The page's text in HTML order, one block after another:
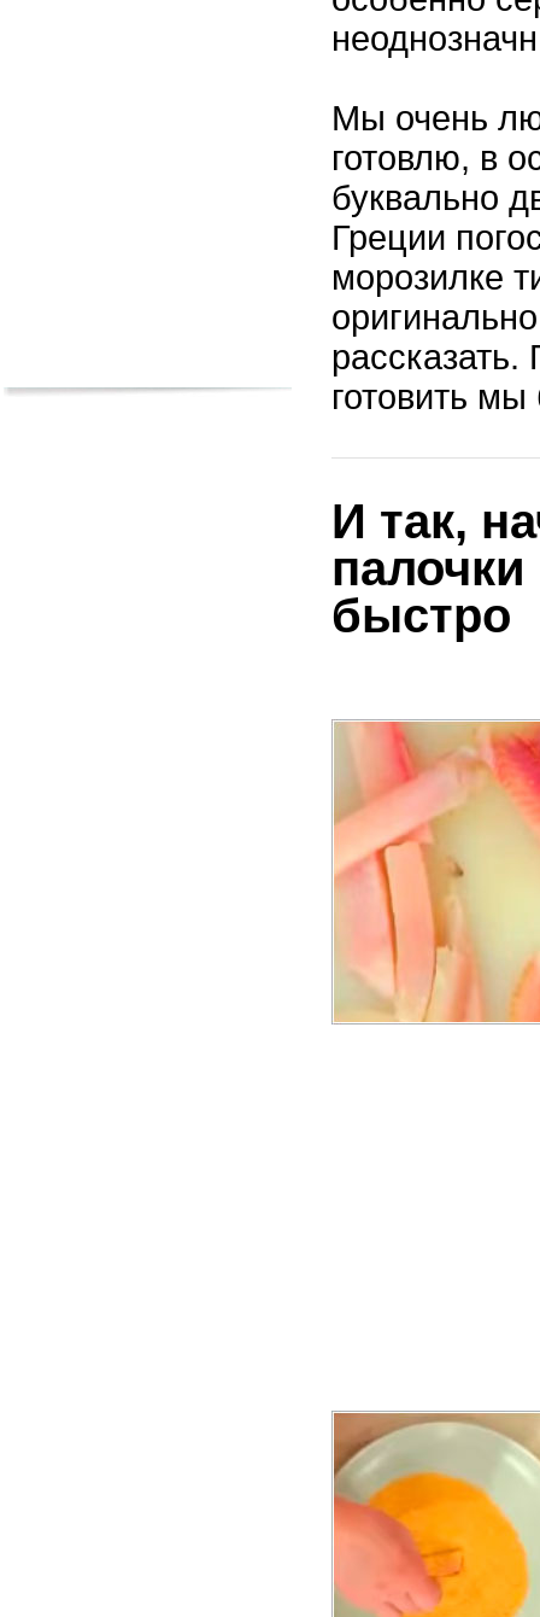
Мы очень
готовлю, в
буквально
Греции
морозилке
готовить
И так,
палочки
быстро